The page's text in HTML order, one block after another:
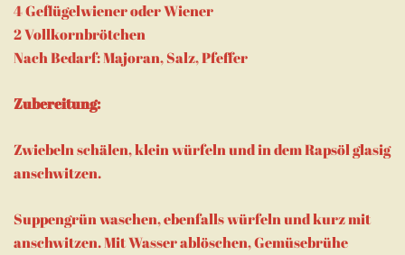
4 Geflügelwiener oder Wiener
2 Vollkornbrötchen
Nach Bedarf: Majoran, Salz, Pfeffer
Zubereitung:
Zwiebeln schälen, klein würfeln und in dem Rapsöl glasig
anschwitzen.
Suppengrün waschen, ebenfalls würfeln und kurz mit
anschwitzen. Mit Wasser ablöschen, Gemüsebrühe